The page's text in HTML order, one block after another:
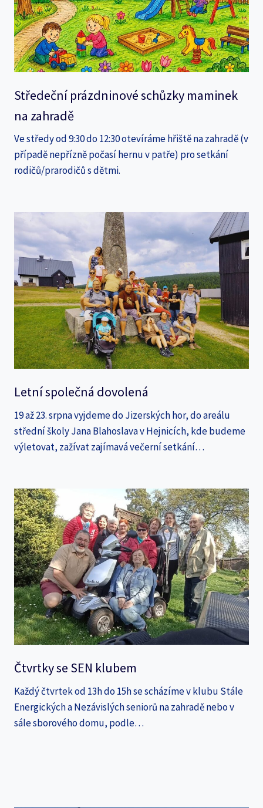
Středeční prázdninové schůzky maminek
na zahradě
Ve středy od 9:30 do 12:30 otevíráme hřiště na zahradě (v
případě nepřízně počasí hernu v patře) pro setkání
rodičů/prarodičů s dětmi.
Letní společná dovolená
19 až 23. srpna vyjdeme do Jizerských hor, do areálu
střední školy Jana Blahoslava v Hejnicích, kde budeme
výletovat, zažívat zajímavá večerní setkání…
Čtvrtky se SEN klubem
Každý čtvrtek od 13h do 15h se scházíme v klubu Stále
Energických a Nezávislých seniorů na zahradě nebo v
sále sborového domu, podle…